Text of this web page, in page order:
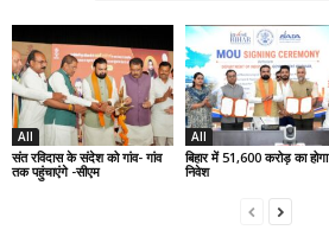
All
संत रविदास के संदेश को गांव- गांव
तक पहुंचाएंगे -सीएम
All
बिहार में 51,600 करोड़ का होगा
निवेश